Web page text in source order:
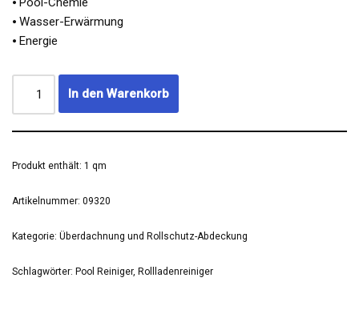
⦁ Wasser-Erwärmung
⦁ Energie
In den Warenkorb
Produkt enthält: 1 qm
Artikelnummer: 09320
Kategorie: Überdachnung und Rollschutz-Abdeckung
Schlagwörter: Pool Reiniger, Rollladenreiniger